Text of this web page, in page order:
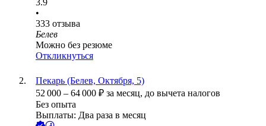
3.9
•
333 отзыва
Белев
Можно без резюме
Откликнуться
Пекарь (Белев, Октября, 5)
52 000 – 64 000 ₽ за месяц, до вычета налогов
Без опыта
Выплаты: Два раза в месяц